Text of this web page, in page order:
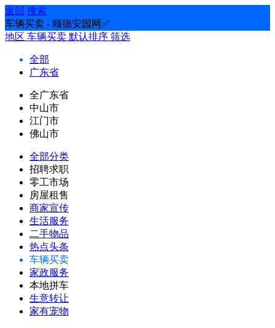
返回 搜索
车辆买卖 - 顺德安园网✅
地区 车辆买卖 默认排序 筛选
全部
广东省
全广东省
中山市
江门市
佛山市
全部分类
招聘求职
零工市场
房屋租售
商家宣传
生活服务
二手物品
热点头条
车辆买卖
家政服务
本地拼车
生意转让
家有宠物